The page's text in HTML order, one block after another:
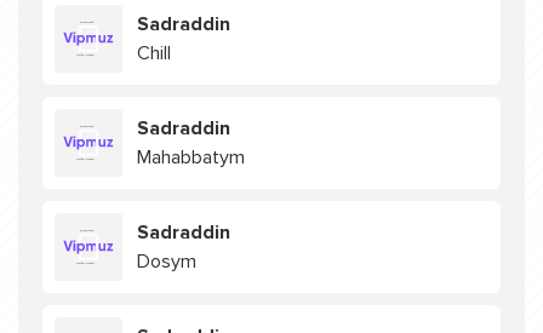
Sadraddin
Chill
Sadraddin
Mahabbatym
Sadraddin
Dosym